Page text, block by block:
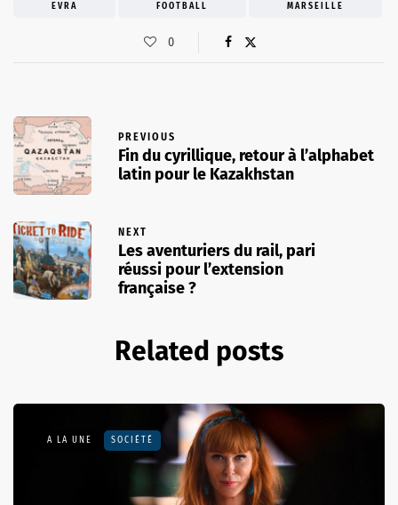
EVRA FOOTBALL MARSEILLE
0
PREVIOUS
Fin du cyrillique, retour à l’alphabet
latin pour le Kazakhstan
NEXT
Les aventuriers du rail, pari
réussi pour l’extension
française ?
Related posts
A LA UNE SOCIÉTÉ